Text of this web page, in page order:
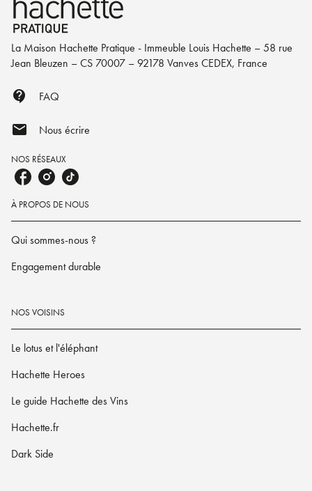
La Maison Hachette Pratique - Immeuble Louis Hachette – 58 rue
Jean Bleuzen – CS 70007 – 92178 Vanves CEDEX, France
contact_support FAQ
mail Nous écrire
NOS RÉSEAUX
À PROPOS DE NOUS
Qui sommes-nous ?
Engagement durable
NOS VOISINS
Le lotus et l'éléphant
Hachette Heroes
Le guide Hachette des Vins
Hachette.fr
Dark Side